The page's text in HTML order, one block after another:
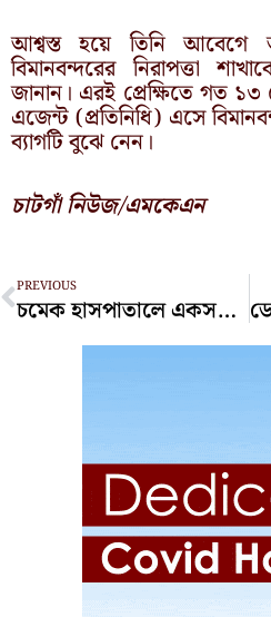
আশ্বস্ত হয়ে তিনি
বিমানবন্দরের নিরাপত্তা
জানান। এরই প্রেক্ষিতে গত ১৩
এজেন্ট (প্রতিনিধি) এসে
ব্যাগটি বুঝে নেন।
চাটগাঁ নিউজ/এমকেএন
Prev
PREVIOUS
চমেক হাসপাতালে একসঙ্গে ৪ শিশুর জন্ম